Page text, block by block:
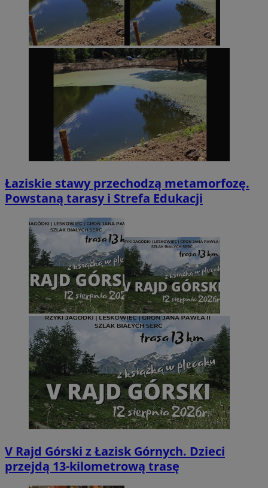
Łaziskie stawy przechodzą metamorfozę.
Powstaną tarasy i Strefa Edukacji
V Rajd Górski z Łazisk Górnych. Dzieci
przejdą 13-kilometrową trasę